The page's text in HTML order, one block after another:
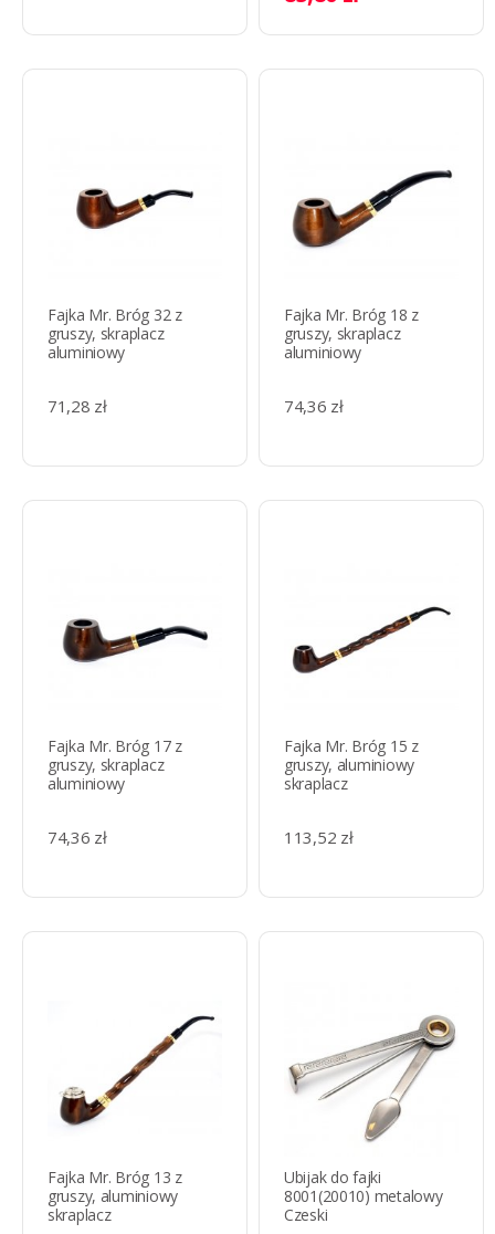
Fajka Mr. Bróg 32 z
gruszy, skraplacz
aluminiowy
71,28 zł
Fajka Mr. Bróg 18 z
gruszy, skraplacz
aluminiowy
74,36 zł
Fajka Mr. Bróg 17 z
gruszy, skraplacz
aluminiowy
74,36 zł
Fajka Mr. Bróg 15 z
gruszy, aluminiowy
skraplacz
113,52 zł
Fajka Mr. Bróg 13 z
gruszy, aluminiowy
skraplacz
Ubijak do fajki
8001(20010) metalowy
Czeski